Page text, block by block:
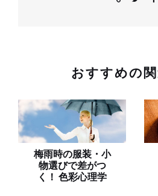
おすすめの
梅雨時の服装・小
物選びで差がつ
く！ 色彩心理学